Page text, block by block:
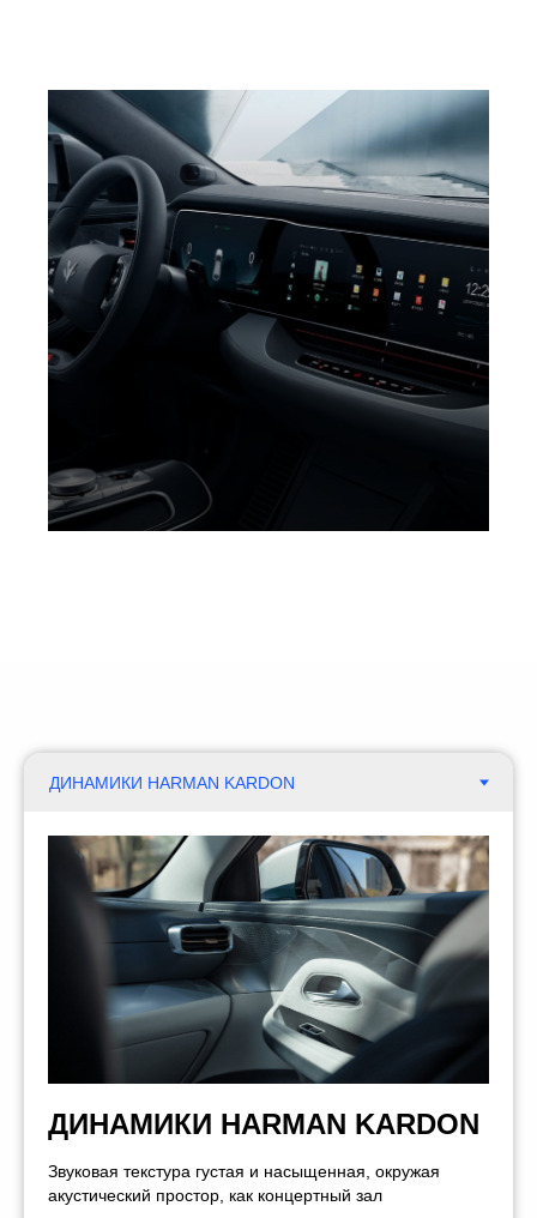
ДИНАМИКИ HARMAN KARDON
Звуковая текстура густая и насыщенная, окружая
акустический простор, как концертный зал